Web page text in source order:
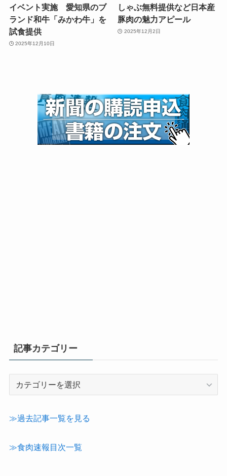
イベント実施 愛知県のブ
ランド和牛「みかわ牛」を
試食提供
2025年12月10日
しゃぶ無料提供など日本産
豚肉の魅力アピール
2025年12月2日
記事カテゴリー
テ
≫過去記事一覧を見る
≫食肉速報目次一覧